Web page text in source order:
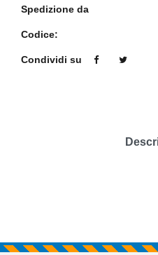
Spedizione da
Codice:
Condividi su